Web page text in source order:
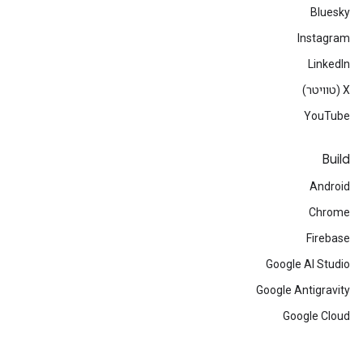
Bluesky
Instagram
LinkedIn
‫X (טוויטר)
YouTube
Build
Android
Chrome
Firebase
Google AI Studio
Google Antigravity
Google Cloud